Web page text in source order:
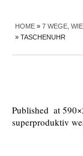
HOME » 7 WEGE,
» TASCHENUHR
Published at
superproduktiv